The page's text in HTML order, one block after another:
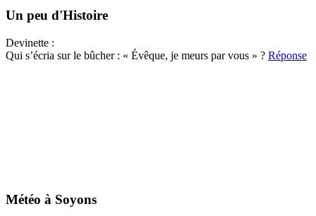
Un peu d'Histoire
Devinette :
Qui s’écria sur le bûcher : « Évêque, je meurs par vous » ? Réponse
Météo à Soyons